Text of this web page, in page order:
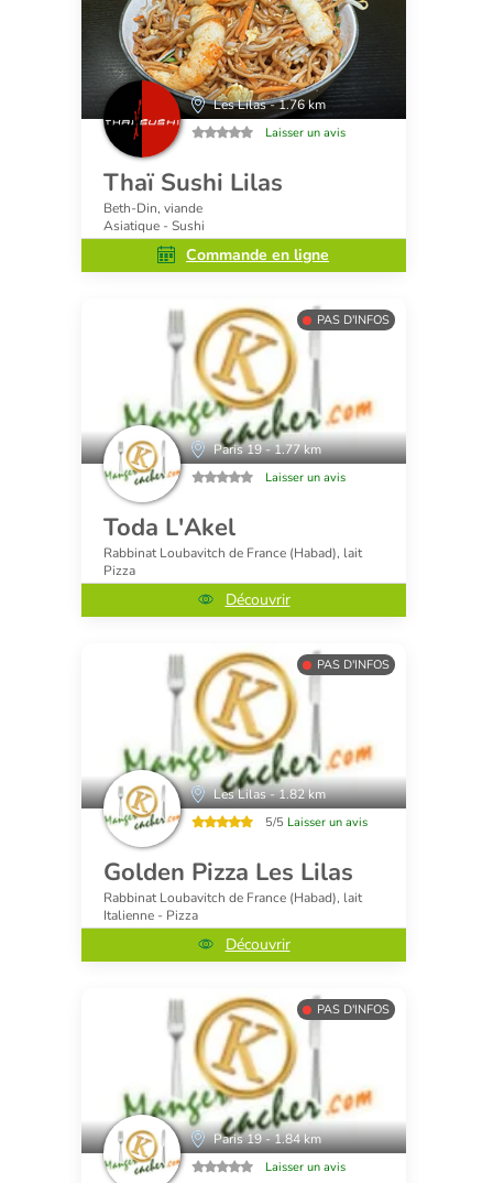
Les Lilas - 1.76 km
Laisser un avis
Thaï Sushi Lilas
Beth-Din, viande
Asiatique - Sushi
Commande en ligne
PAS D'INFOS
Paris 19 - 1.77 km
Laisser un avis
Toda L'Akel
Rabbinat Loubavitch de France (Habad), lait
Pizza
Découvrir
PAS D'INFOS
Les Lilas - 1.82 km
5/5 Laisser un avis
Golden Pizza Les Lilas
Rabbinat Loubavitch de France (Habad), lait
Italienne - Pizza
Découvrir
PAS D'INFOS
Paris 19 - 1.84 km
Laisser un avis